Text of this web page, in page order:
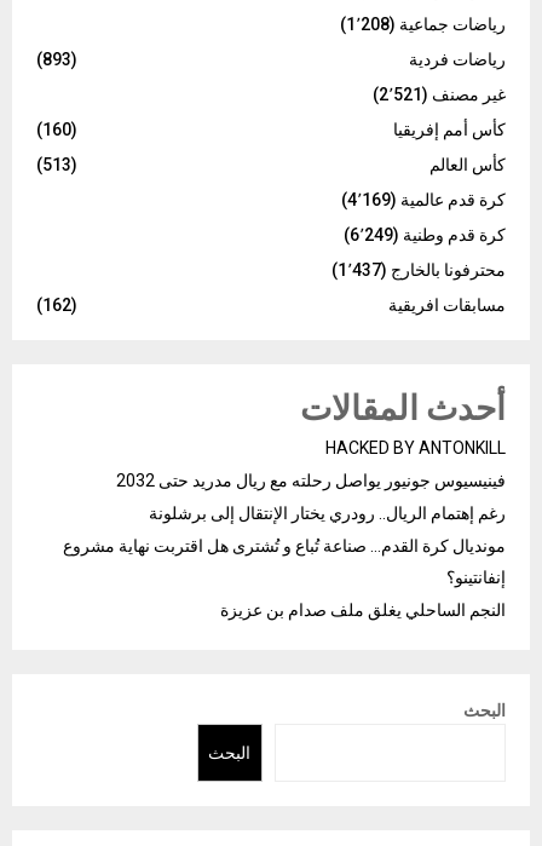
رياضات جماعية (1٬208)
رياضات فردية
(893)
غير مصنف (2٬521)
كأس أمم إفريقيا
(160)
كأس العالم
(513)
كرة قدم عالمية (4٬169)
كرة قدم وطنية (6٬249)
محترفونا بالخارج (1٬437)
مسابقات افريقية
(162)
أحدث المقالات
HACKED BY ANTONKILL
فينيسيوس جونيور يواصل رحلته مع ريال مدريد حتى 2032
رغم إهتمام الريال.. رودري يختار الإنتقال إلى برشلونة
مونديال كرة القدم… صناعة تُباع و تُشترى هل اقتربت نهاية مشروع
إنفانتينو؟
النجم الساحلي يغلق ملف صدام بن عزيزة
البحث
البحث